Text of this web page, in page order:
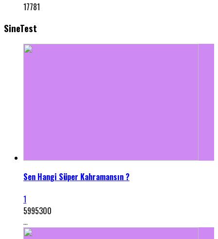
17781
SineTest
Sen Hangi Süper Kahramansın ?
1
5995300
...